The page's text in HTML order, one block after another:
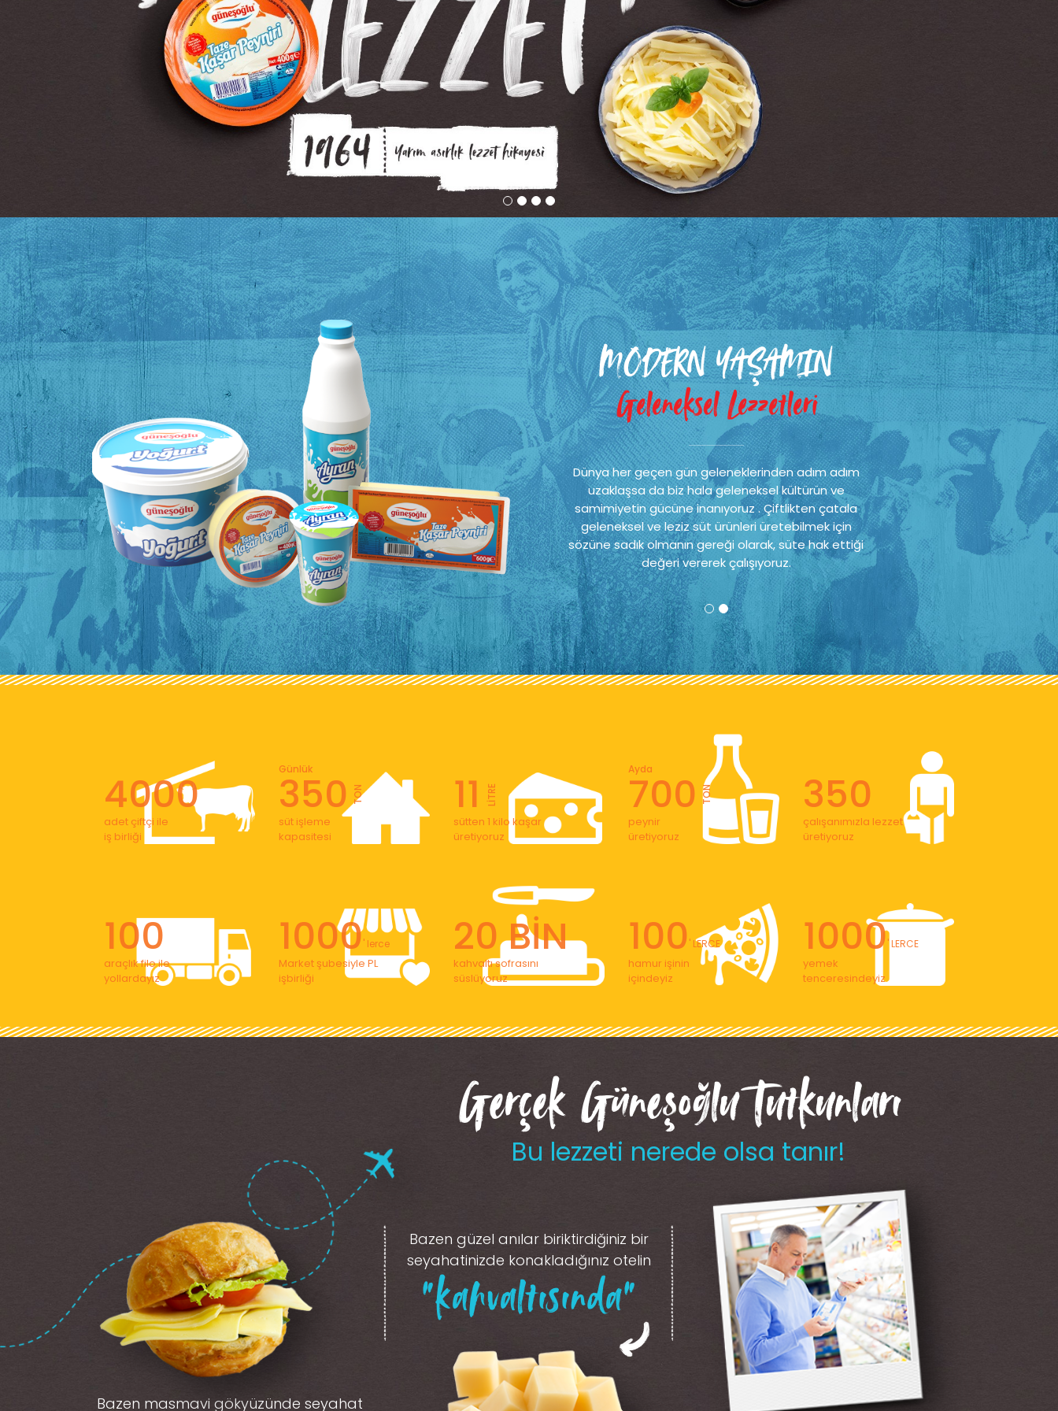
MODERN YAŞAMIN
Geleneksel Lezzetleri
Dünya her geçen gün geleneklerinden adım adım
uzaklaşsa da biz hala geleneksel kültürün ve
samimiyetin gücüne inanıyoruz . Çiftlikten çatala
geleneksel ve leziz süt ürünleri üretebilmek için
sözüne sadık olmanın gereği olarak, süte hak ettiği
değeri vererek çalışıyoruz.
4000
adet çiftçi ile
iş birliği
350
Günlük
TON
süt işleme
kapasitesi
11 LİTRE
sütten 1 kilo kaşar
üretiyoruz
700
Ayda
TON
peynir
üretiyoruz
350
çalışanımızla lezzet
üretiyoruz
100
araçlık filo ile
yollardayız
1000' lerce
Market şubesiyle PL
işbirliği
20 BİN
kahvaltı sofrasını
süslüyoruz
100' LERCE
hamur işinin
içindeyiz
1000' LERCE
yemek
tenceresindeyiz
Gerçek Güneşoğlu Tutkunları
Bu lezzeti nerede olsa tanır!
Bazen masmavi gökyüzünde seyahat
Bazen güzel anılar biriktirdiğiniz bir
seyahatinizde konakladığınız otelin
“kahvaltısında”